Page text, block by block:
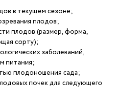
в текущем сезоне;
плодов;
плодов (размер, форма,
сорту);
заболеваний,
питания;
плодоношения сада;
почек для следующего